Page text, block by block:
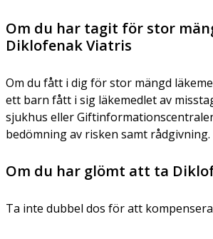
Om du har tagit för stor
Diklofenak Viatris
Om du fått i dig för stor mängd
ett barn fått i sig läkemedlet av
sjukhus eller
bedömning av risken samt rådgivning.
Om du har glömt att ta
Ta inte dubbel dos för att